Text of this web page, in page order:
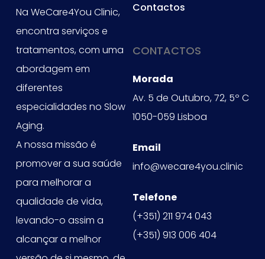
Na WeCare4You Clinic,
encontra serviços e
tratamentos, com uma
abordagem em
diferentes
especialidades no Slow
Aging.
A nossa missão é
promover a sua saúde
para melhorar a
qualidade de vida,
levando-o assim a
alcançar a melhor
Contactos
CONTACTOS
Morada
Av. 5 de Outubro, 72, 5º C
1050-059 Lisboa
Email
info@wecare4you.clinic
Telefone
(+351) 211 974 043
(+351) 913 006 404